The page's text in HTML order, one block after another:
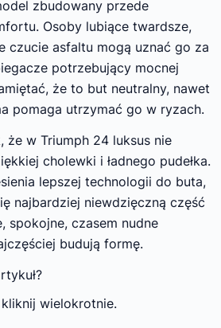
zbudowany przede
Osoby lubiące twardsze,
czucie asfaltu mogą uznać go za
potrzebujący mocnej
że to but neutralny, nawet
pomaga utrzymać go w ryzach.
że w Triumph 24 luksus nie
cholewki i ładnego pudełka.
lepszej technologii do buta,
najbardziej niewdzięczną część
spokojne, czasem nudne
budują formę.
wielokrotnie.